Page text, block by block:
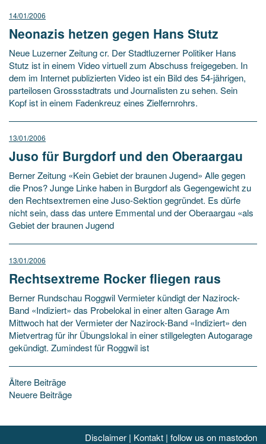
14/01/2006
Neonazis hetzen gegen Hans Stutz
Neue Luzerner Zeitung cr. Der Stadtluzerner Politiker Hans
Stutz ist in einem Video virtuell zum Abschuss freigegeben. In
dem im Internet publizierten Video ist ein Bild des 54-jährigen,
parteilosen Grossstadtrats und Journalisten zu sehen. Sein
Kopf ist in einem Fadenkreuz eines Zielfernrohrs.
13/01/2006
Juso für Burgdorf und den Oberaargau
Berner Zeitung «Kein Gebiet der braunen Jugend» Alle gegen
die Pnos? Junge Linke haben in Burgdorf als Gegengewicht zu
den Rechtsextremen eine Juso-Sektion gegründet. Es dürfe
nicht sein, dass das untere Emmental und der Oberaargau «als
Gebiet der braunen Jugend
13/01/2006
Rechtsextreme Rocker fliegen raus
Berner Rundschau Roggwil Vermieter kündigt der Nazirock-
Band «Indiziert» das Probelokal in einer alten Garage Am
Mittwoch hat der Vermieter der Nazirock-Band «Indiziert» den
Mietvertrag für ihr Übungslokal in einer stillgelegten Autogarage
gekündigt. Zumindest für Roggwil ist
Beitragsnavigation
Ältere Beiträge
Neuere Beiträge
Disclaimer | Kontakt | follow us on mastodon